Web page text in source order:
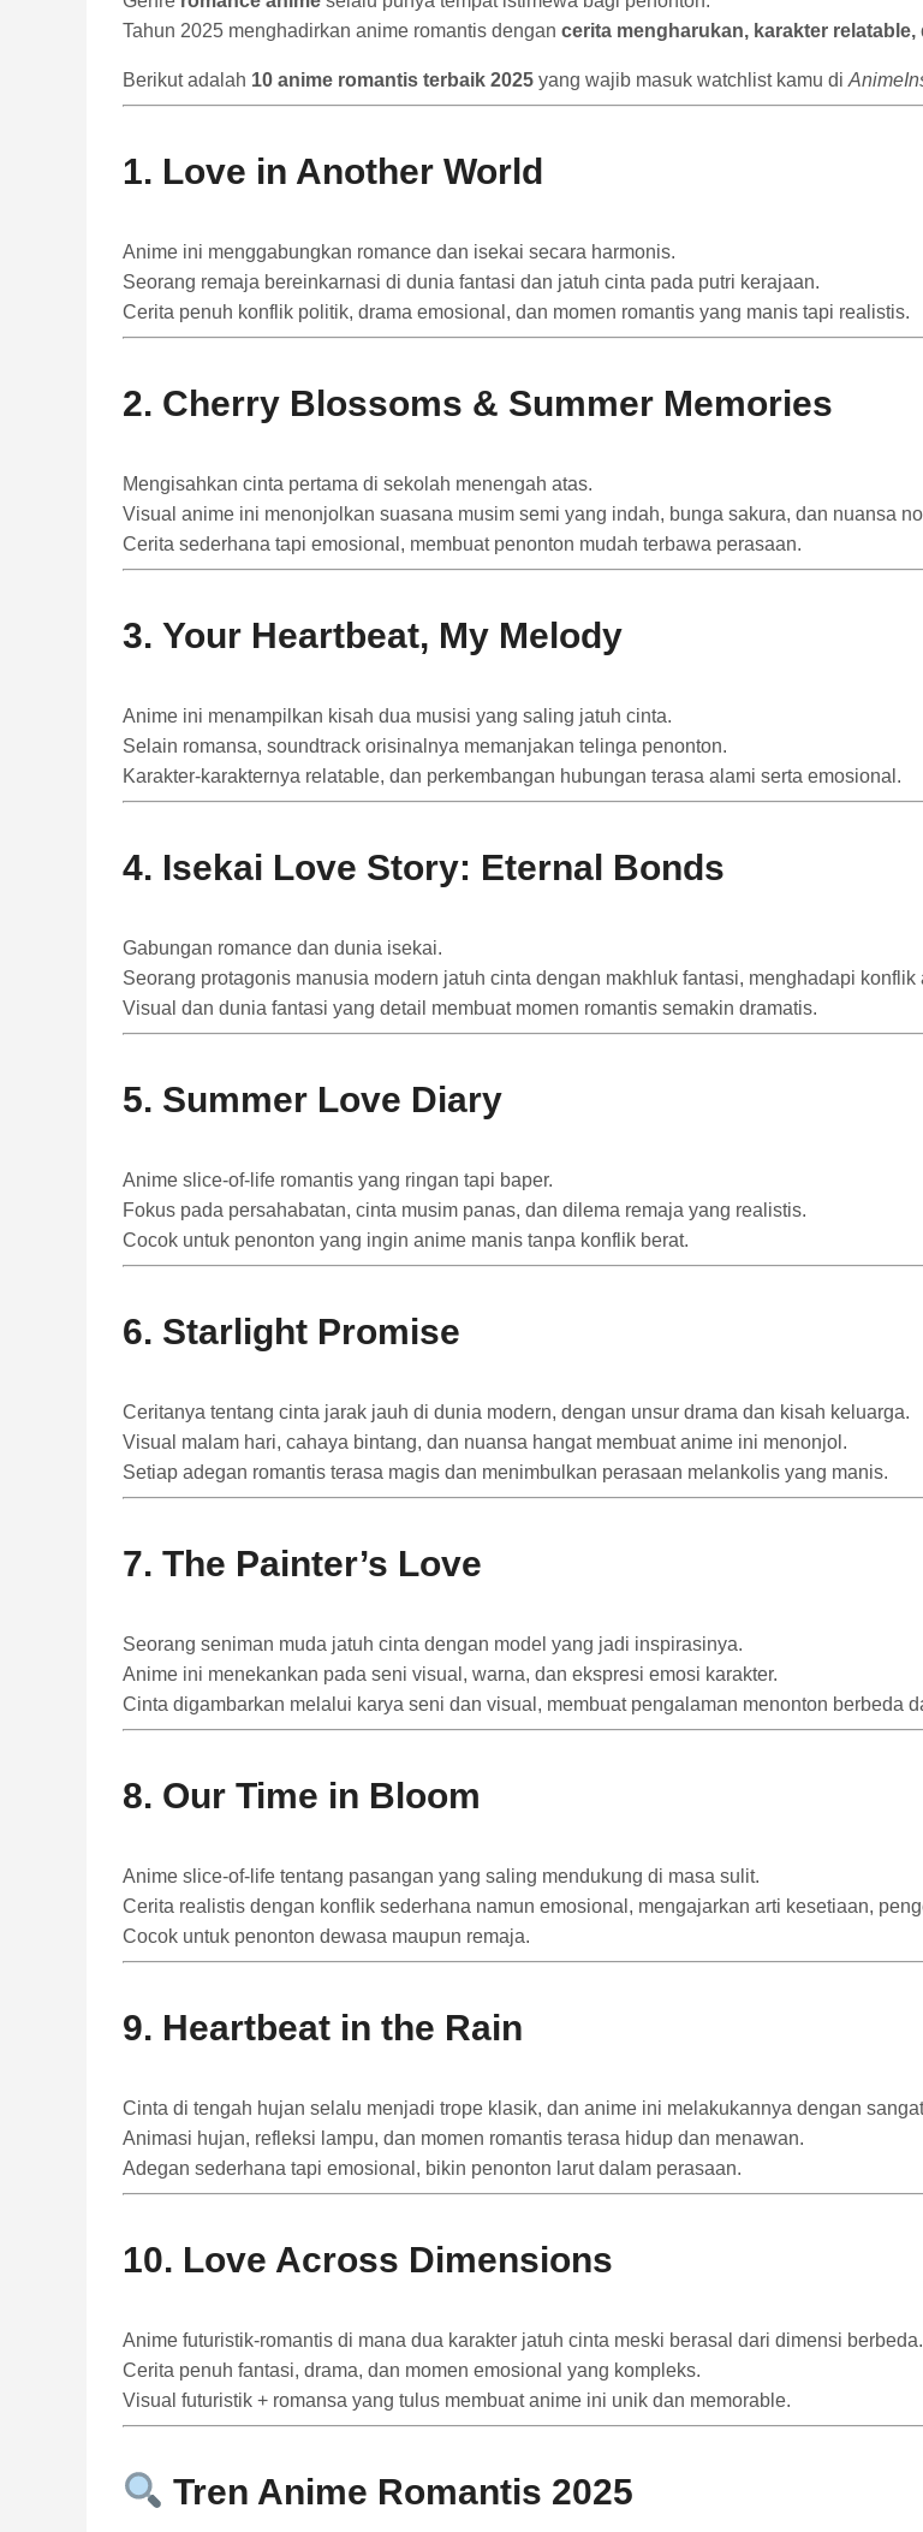
Tahun 2025 menghadirkan anime romantis dengan cerita mengharukan, karakter relatable,
Berikut adalah 10 anime romantis terbaik 2025 yang wajib masuk watchlist kamu di
1. Love in Another World
Anime ini menggabungkan romance dan isekai secara harmonis.
Seorang remaja bereinkarnasi di dunia fantasi dan jatuh cinta pada putri kerajaan.
Cerita penuh konflik politik, drama emosional, dan momen romantis yang manis tapi realistis.
2. Cherry Blossoms & Summer Memories
Mengisahkan cinta pertama di sekolah menengah atas.
Visual anime ini menonjolkan suasana musim semi yang indah, bunga sakura, dan nuansa
Cerita sederhana tapi emosional, membuat penonton mudah terbawa perasaan.
3. Your Heartbeat, My Melody
Anime ini menampilkan kisah dua musisi yang saling jatuh cinta.
Selain romansa, soundtrack orisinalnya memanjakan telinga penonton.
Karakter-karakternya relatable, dan perkembangan hubungan terasa alami serta emosional.
4. Isekai Love Story: Eternal Bonds
Gabungan romance dan dunia isekai.
Seorang protagonis manusia modern jatuh cinta dengan makhluk fantasi, menghadapi
Visual dan dunia fantasi yang detail membuat momen romantis semakin dramatis.
5. Summer Love Diary
Anime slice-of-life romantis yang ringan tapi baper.
Fokus pada persahabatan, cinta musim panas, dan dilema remaja yang realistis.
Cocok untuk penonton yang ingin anime manis tanpa konflik berat.
6. Starlight Promise
Ceritanya tentang cinta jarak jauh di dunia modern, dengan unsur drama dan kisah keluarga.
Visual malam hari, cahaya bintang, dan nuansa hangat membuat anime ini menonjol.
Setiap adegan romantis terasa magis dan menimbulkan perasaan melankolis yang manis.
7. The Painter’s Love
Seorang seniman muda jatuh cinta dengan model yang jadi inspirasinya.
Anime ini menekankan pada seni visual, warna, dan ekspresi emosi karakter.
Cinta digambarkan melalui karya seni dan visual, membuat pengalaman menonton berbeda
8. Our Time in Bloom
Anime slice-of-life tentang pasangan yang saling mendukung di masa sulit.
Cerita realistis dengan konflik sederhana namun emosional, mengajarkan arti kesetiaan,
Cocok untuk penonton dewasa maupun remaja.
9. Heartbeat in the Rain
Cinta di tengah hujan selalu menjadi trope klasik, dan anime ini melakukannya dengan
Animasi hujan, refleksi lampu, dan momen romantis terasa hidup dan menawan.
Adegan sederhana tapi emosional, bikin penonton larut dalam perasaan.
10. Love Across Dimensions
Anime futuristik-romantis di mana dua karakter jatuh cinta meski berasal dari dimensi berbeda.
Cerita penuh fantasi, drama, dan momen emosional yang kompleks.
Visual futuristik + romansa yang tulus membuat anime ini unik dan memorable.
Tren Anime Romantis 2025